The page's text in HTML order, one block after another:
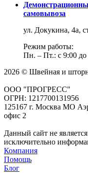
самовывоза
ул. Докукина, 4а,
Режим работы:
Пн. – Пт.: с 9:00 до
2026 © Швейная и
ООО "ПРОГРЕСС"
ОГРН: 1217700131956
125167 г. Москва МО
офис 2
Данный сайт не
исключительно
Компания
Помощь
Блог